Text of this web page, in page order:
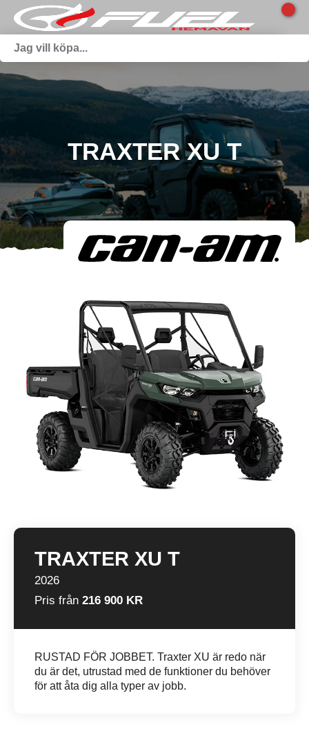
TRAXTER XU T
TRAXTER XU T
2026
Pris från 216 900 KR
RUSTAD FÖR JOBBET. Traxter XU är redo när
du är det, utrustad med de funktioner du behöver
för att åta dig alla typer av jobb.